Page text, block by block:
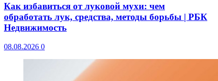
Как избавиться от луковой мухи: чем
обработать лук, средства, методы борьбы | РБК
Недвижимость
08.08.2026 0